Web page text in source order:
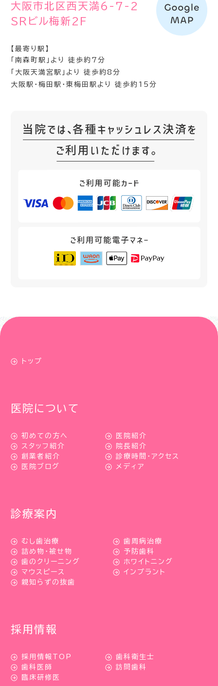
大阪市北区西天満6-7-2
SRビル梅新2F
【最寄り駅】
「南森町駅」より 徒歩約7分
「大阪天満宮駅」より 徒歩約8分
大阪駅・梅田駅・東梅田駅より 徒歩約15分
トップ
医院について
初めての方へ
医院紹介
スタッフ紹介
院長紹介
創業者紹介
診療時間・アクセス
医院ブログ
メディア
診療案内
むし歯治療
歯周病治療
詰め物・被せ物
予防歯科
歯のクリーニング
ホワイトニング
マウスピース
インプラント
親知らずの抜歯
採用情報
採用情報TOP
歯科衛生士
歯科医師
訪問歯科
臨床研修医